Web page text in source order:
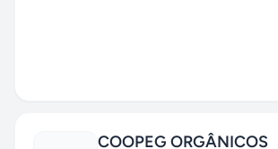
COOPEG ORGÂNICOS